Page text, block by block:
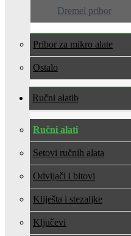
Dremel pribor
Pribor za mikro alate
Ostalo
Ručni alati
Ručni alati
Setovi ručnih alata
Odvijači i bitovi
Kliješta i stezaljke
Ključevi